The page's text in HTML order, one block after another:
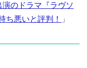
演のドラマ『ラヴソ
ち悪いと評判！
」